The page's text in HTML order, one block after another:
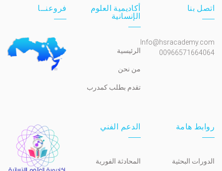
اتصل بنا
Info@hsracademy.com
00966571664064
أكاديمية العلوم
الإنسانية
الرئيسية
من نحن
تقدم بطلب كمدرب
فروعنــا
روابط هامة
الدورات البحثية
الدعم الفني
المحادثة الفورية